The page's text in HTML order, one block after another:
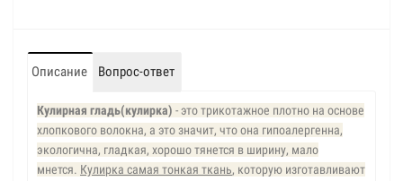
Описание Вопрос-ответ
Кулирная гладь(кулирка) - это трикотажное плотно на основе
хлопкового волокна, а это значит, что она гипоалергенна,
экологична, гладкая, хорошо тянется в ширину, мало
мнется. Кулирка самая тонкая ткань, которую изготавливают